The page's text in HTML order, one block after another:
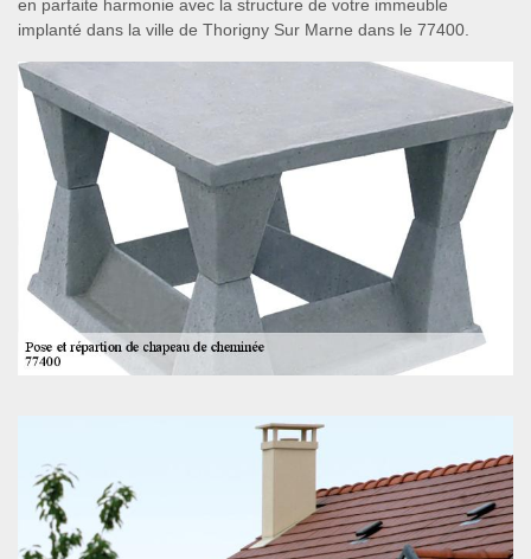
en parfaite harmonie avec la structure de votre immeuble
implanté dans la ville de Thorigny Sur Marne dans le 77400.